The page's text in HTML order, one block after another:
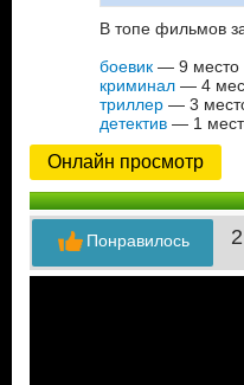
В топе фильмов
боевик — 9 место
криминал — 4
триллер — 3
детектив — 1
Онлайн просмотр
2
Понравилось